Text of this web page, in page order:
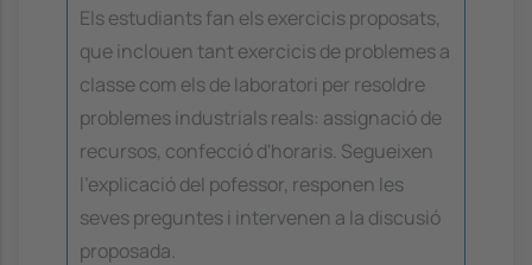
Els estudiants fan els exercicis proposats,
que inclouen tant exercicis de problemes a
classe com els de laboratori per resoldre
problemes industrials reals: assignació de
recursos, confecció d'horaris. Segueixen
l'explicació del pofessor, responen les
seves preguntes i intervenen a la discusió
proposada.